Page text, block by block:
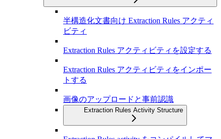
半構造化文書向け Extraction Rules アクティ
ビティ
Extraction Rules アクティビティを設定する
Extraction Rules アクティビティをインポー
トする
画像のアップロードと事前認識
Extraction Rules Activity Structure